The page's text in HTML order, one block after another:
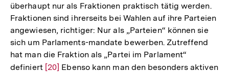
überhaupt nur als Fraktionen praktisch tätig werden.
Fraktionen sind ihrerseits bei Wahlen auf ihre Parteien
angewiesen, richtiger: Nur als „Parteien“ können sie
sich um Parlaments-mandate bewerben. Zutreffend
hat man die Fraktion als „Partei im Parlament“
definiert Zur
[20] Ebenso kann man den besonders aktiven